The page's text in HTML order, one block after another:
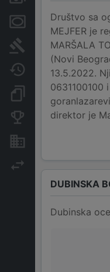
Menice i zaloge
Sudski sporovi
Javne nabavke
Dokumenti i objave
Konkurentske
Društvo sa
MEJFER je
MARŠALA
(Novi
13.5.2022.
0631100100
direktor je
DUBINSKA
Dubinska